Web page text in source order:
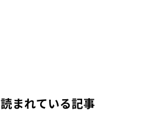
読まれている記事